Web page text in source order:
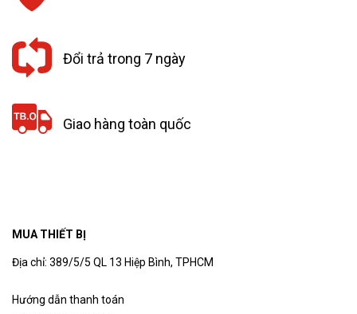
Đổi trả trong 7 ngày
Giao hàng toàn quốc
MUA THIẾT BỊ
Địa chỉ: 389/5/5 QL 13 Hiệp Bình, TPHCM
Hướng dẫn thanh toán